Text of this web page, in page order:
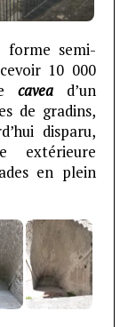
forme semi-
10 000
cavea d’un
de gradins,
disparu,
extérieure
en plein